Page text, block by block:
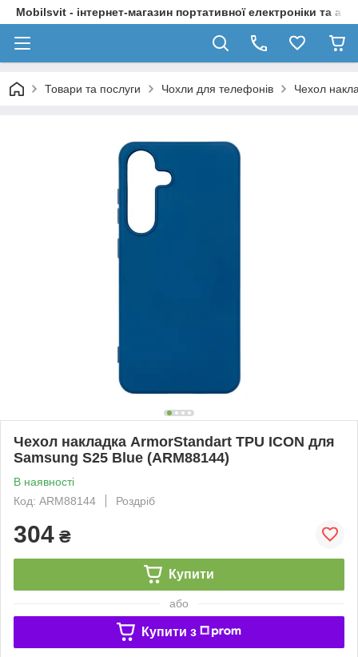
Mobilsvit - інтернет-магазин портативної електроніки та
Товари та послуги Чохли для телефонів Чехол
Чехол накладка ArmorStandart TPU ICON для
Samsung S25 Blue (ARM88144)
В наявності
Код: ARM88144
Роздріб
304 ₴
Купити
або
Купити з